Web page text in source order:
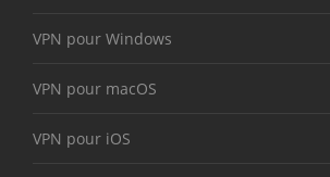
VPN pour Windows
VPN pour macOS
VPN pour iOS